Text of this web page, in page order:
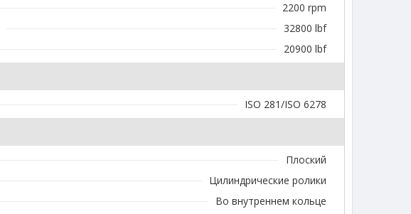
2200 rpm
32800 lbf
20900 lbf
ISO 281/ISO 6278
Плоский
Цилиндрические ролики
Во внутреннем кольце